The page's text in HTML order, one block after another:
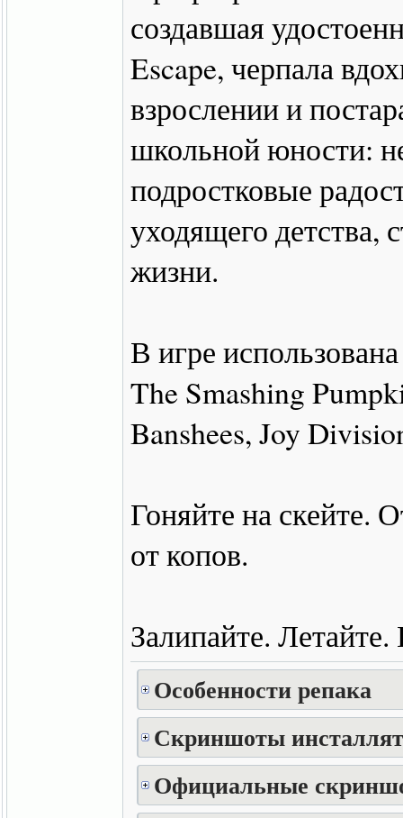
создавшая
Escape, черпала
взрослении и
школьной юности:
подростковые
уходящего детства,
жизни.
В игре
The Smashing
Banshees, Joy
Гоняйте на скейте.
от копов.
Залипайте.
Особенности репака
Скриншоты
Официальные